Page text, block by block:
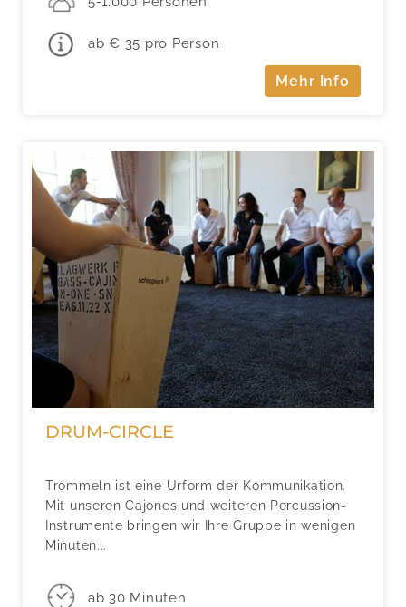
ab € 35 pro Person
Mehr Info
DRUM-CIRCLE
Trommeln ist eine Urform der Kommunikation.
Mit unseren Cajones und weiteren Percussion-
Instrumente bringen wir Ihre Gruppe in wenigen
Minuten...
ab 30 Minuten